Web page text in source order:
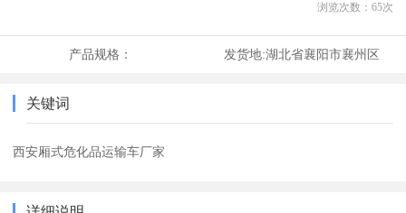
浏览次数： 65次
产品规格： 发货地:湖北省襄阳市襄州区
关键词
西安厢式危化品运输车厂家